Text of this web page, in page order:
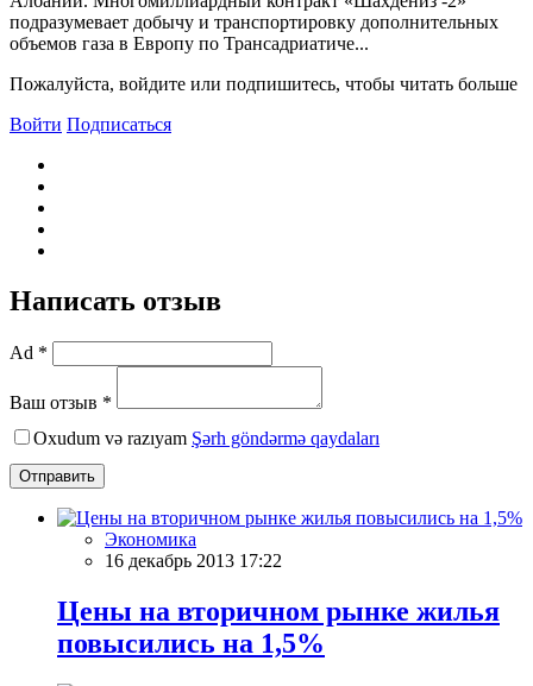
подразумевает добычу и транспортировку дополнительных
объемов газа в Европу по Трансадриатиче...
Пожалуйста, войдите или подпишитесь, чтобы читать больше
Войти Подписаться
Написать отзыв
Ad *
Ваш отзыв *
Oxudum və razıyam Şərh göndərmə qaydaları
Отправить
Экономика
16 декабрь 2013 17:22
Цены на вторичном рынке жилья
повысились на 1,5%